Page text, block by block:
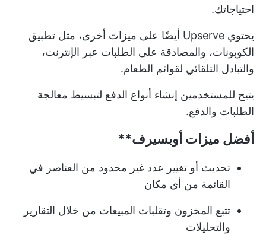
احتياجاتك.
يحتوي Upserve أيضًا على ميزات أخرى، مثل تطبيق
الكوبونات، والمصادقة على الطلبات عبر الإنترنت،
والتبادل التلقائي لقوائم الطعام.
يتيح للمستخدمين إنشاء أنواع الدفع لتبسيط معالجة
الطلبات والدفع.
أفضل ميزات أوبسيرف**
تحديث أو تغيير عدد غير محدود من العناصر في
القائمة من أي مكان
تتبع المخزون وتقلبات المبيعات من خلال التقارير
والتحليلات